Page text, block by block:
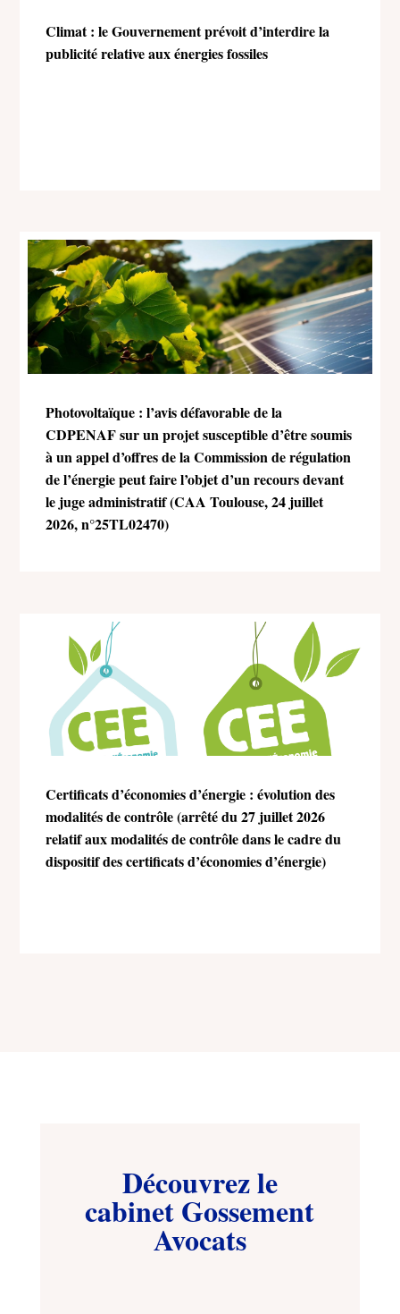
Climat : le Gouvernement prévoit d’interdire la
publicité relative aux énergies fossiles
Photovoltaïque : l’avis défavorable de la
CDPENAF sur un projet susceptible d’être soumis
à un appel d’offres de la Commission de régulation
de l’énergie peut faire l’objet d’un recours devant
le juge administratif (CAA Toulouse, 24 juillet
2026, n°25TL02470)
Certificats d’économies d’énergie : évolution des
modalités de contrôle (arrêté du 27 juillet 2026
relatif aux modalités de contrôle dans le cadre du
dispositif des certificats d’économies d’énergie)
Découvrez le
cabinet Gossement
Avocats